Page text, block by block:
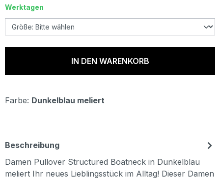
Werktagen
IN DEN WARENKORB
Farbe: Dunkelblau meliert
Beschreibung
Damen Pullover Structured Boatneck in Dunkelblau
meliert Ihr neues Lieblingsstück im Alltag! Dieser Damen